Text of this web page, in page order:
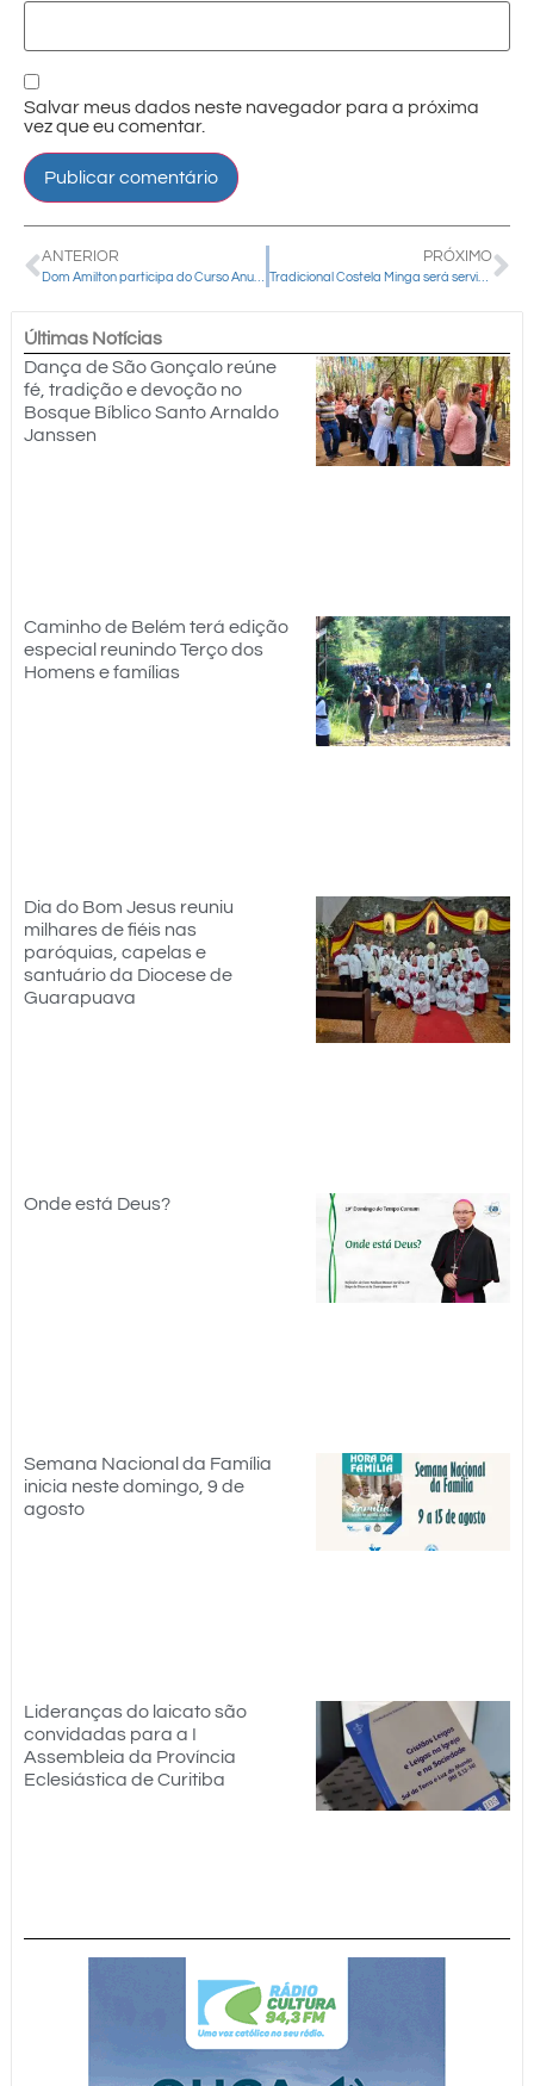
Salvar meus dados neste navegador para a próxima
vez que eu comentar.
ANTERIOR
Dom Amilton participa do Curso Anual para os Bispos no Rio de Janeiro
PRÓXIMO
Tradicional Costela Minga será servida na Catedral na quinta-feira (29); encomendas encerram nesta quarta-feira
Últimas Notícias
Dança de São Gonçalo reúne
fé, tradição e devoção no
Bosque Bíblico Santo Arnaldo
Janssen
Caminho de Belém terá edição
especial reunindo Terço dos
Homens e famílias
Dia do Bom Jesus reuniu
milhares de fiéis nas
paróquias, capelas e
santuário da Diocese de
Guarapuava
Onde está Deus?
Semana Nacional da Família
inicia neste domingo, 9 de
agosto
Lideranças do laicato são
convidadas para a I
Assembleia da Província
Eclesiástica de Curitiba